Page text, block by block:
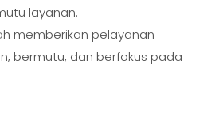
layanan.
memberikan pelayanan
bermutu, dan berfokus pada